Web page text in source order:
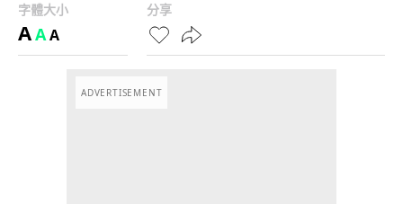
字體大小
AAA
分享
ADVERTISEMENT